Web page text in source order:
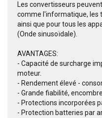
Les convertisseurs
comme l'informatique, les
ainsi que pour tous les
(Onde sinusoïdale).
AVANTAGES:
- Capacité de surcharge
moteur.
- Rendement élevé -
- Grande fiabilité,
- Protections incorporées
- Protection batteries par